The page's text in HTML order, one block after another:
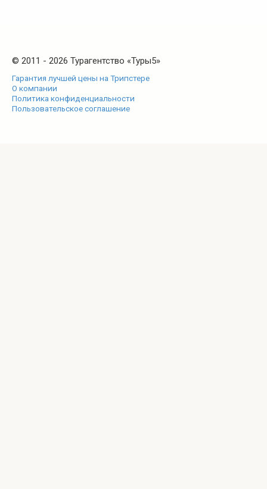
© 2011 - 2026 Турагентство «Туры5»
Гарантия лучшей цены на Трипстере
О компании
Политика конфиденциальности
Пользовательское соглашение